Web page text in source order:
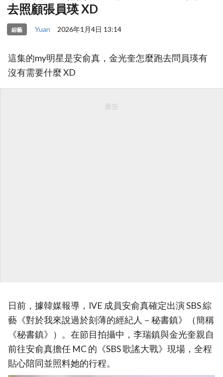
去照顧張員瑛 XD
綜藝 Yuan 2026年1月4日 13:14
這集的my明星是安俞真，金光奎怎麼跑去問員瑛有
沒有需要什麼 XD
廣告
日前，據韓媒報導，IVE 成員安俞真確定出演 SBS 綜
藝《對於我來說過於刻薄的經紀人－秘書鎮》（簡稱
《秘書鎮》）。在節目拍攝中，李瑞鎮與金光奎親自
前往安俞真擔任 MC 的《SBS 歌謠大戰》現場，全程
貼心陪同並照料她的行程。